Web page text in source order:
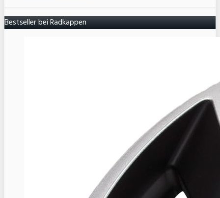
Bestseller bei Radkappen